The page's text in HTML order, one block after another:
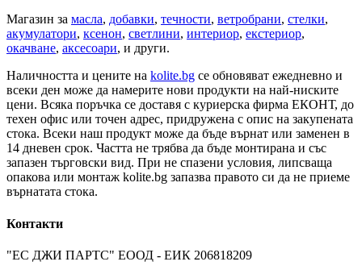
Магазин за масла, добавки, течности, ветробрани, стелки,
акумулатори, ксенон, светлини, интериор, екстериор,
окачване, аксесоари, и други.
Наличността и цените на kolite.bg се обновяват ежедневно и
всеки ден може да намерите нови продукти на най-ниските
цени. Всяка поръчка се доставя с куриерска фирма ЕКОНТ, до
техен офис или точен адрес, придружена с опис на закупената
стока. Всеки наш продукт може да бъде върнат или заменен в
14 дневен срок. Частта не трябва да бъде монтирана и със
запазен търговски вид. При не спазени условия, липсваща
опакова или монтаж kolite.bg запазва правото си да не приеме
върнатата стока.
Контакти
"ЕС ДЖИ ПАРТС" ЕООД - ЕИК 206818209